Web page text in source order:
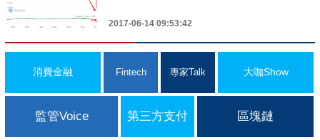
2017-06-14 09:53:42
消費金融 Fintech 專家Talk 大咖Show
監管Voice 第三方支付 區塊鏈